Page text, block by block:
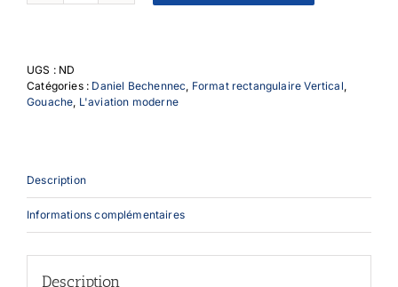
de
UGS : ND
Catégories : Daniel Bechennec, Format rectangulaire Vertical,
Gouache, L'aviation moderne
Description
Informations complémentaires
Description